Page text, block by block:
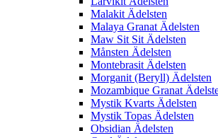
Malakit Ädelsten
Malaya Granat Ädelsten
Maw Sit Sit Ädelsten
Månsten Ädelsten
Montebrasit Ädelsten
Morganit (Beryll) Ädelsten
Mozambique Granat
Mystik Kvarts Ädelsten
Mystik Topas Ädelsten
Obsidian Ädelsten